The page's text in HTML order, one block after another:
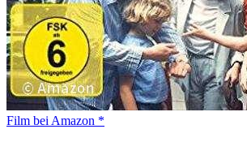
Film bei Amazon *